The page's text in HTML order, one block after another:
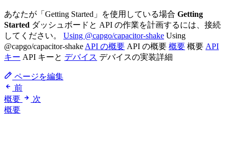
あなたが「Getting Started」を使用している場合 Getting
Started ダッシュボードと API の作業を計画するには、接続
してください。 Using @capgo/capacitor-shake Using
@capgo/capacitor-shake API の概要 API の概要 概要 概要 API
キー API キーと デバイス デバイスの実装詳細
ページを編集
前
概要
次
概要